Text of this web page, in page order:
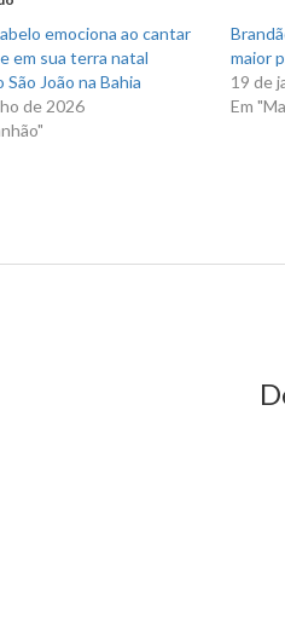
janela)
emociona ao cantar
em sua terra natal
João na Bahia
de 2026
maior
19 de
Em